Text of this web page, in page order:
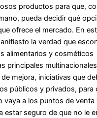
productos para que,
pueda decidir qué
ofrece el mercado. En
la verdad que
alimentarios y cosméticos
principales
mejora, iniciativas que
públicos y privados, para
vaya a los puntos de venta
estar seguro de que no le